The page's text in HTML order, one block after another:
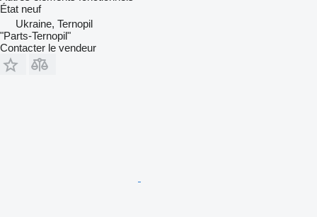
État neuf
Ukraine, Ternopil
"Parts-Ternopil"
Contacter le vendeur